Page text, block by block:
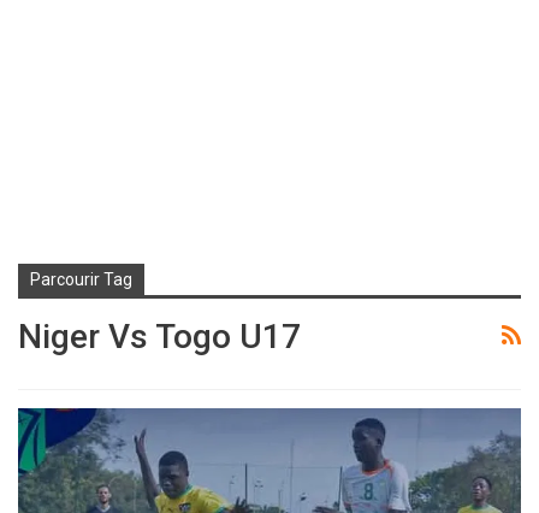
Parcourir Tag
Niger Vs Togo U17